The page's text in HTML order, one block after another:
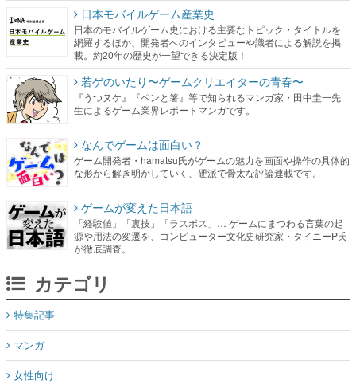
日本モバイルゲーム産業史
日本のモバイルゲーム史における主要なトピック・タイトルを
網羅するほか、開発者へのインタビューや識者による解説を掲
載。約20年の歴史が一望できる決定版！
若ゲのいたり〜ゲームクリエイターの青春〜
『うつヌケ』『ペンと箸』等で知られるマンガ家・田中圭一先
生によるゲーム業界レポートマンガです。
なんでゲームは面白い？
ゲーム開発者・hamatsu氏がゲームの魅力を画面や操作の具体的
な形から解き明かしていく、硬派で骨太な評論連載です。
ゲームが変えた日本語
「経験値」「裏技」「ラスボス」… ゲームにまつわる言葉の起
源や用法の変遷を、コンピューター文化史研究家・タイニーP氏
が徹底調査。
カテゴリ
特集記事
マンガ
女性向け